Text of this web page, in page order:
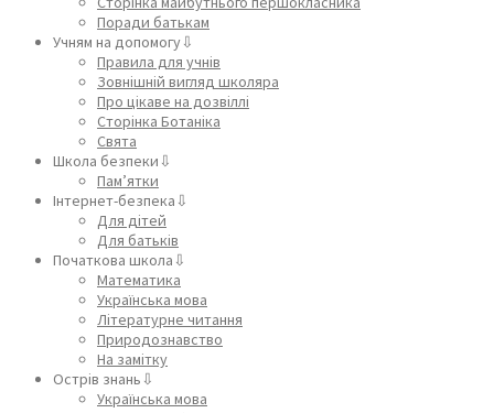
Поради батькам
Учням на допомогу⇩
Правила для учнів
Зовнішній вигляд школяра
Про цікаве на дозвіллі
Сторінка Ботаніка
Свята
Школа безпеки⇩
Пам’ятки
Інтернет-безпека⇩
Для дітей
Для батьків
Початкова школа⇩
Математика
Українська мова
Літературне читання
Природознавство
На замітку
Острів знань⇩
Українська мова